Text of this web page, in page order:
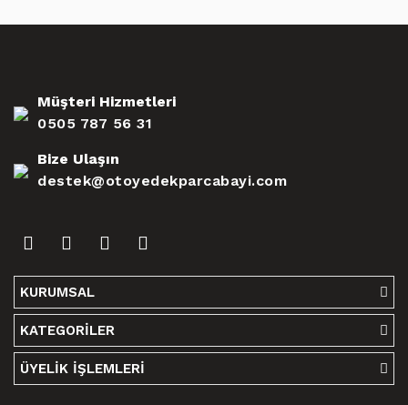
Müşteri Hizmetleri
0505 787 56 31
Bize Ulaşın
destek@otoyedekparcabayi.com
KURUMSAL
KATEGORİLER
ÜYELİK İŞLEMLERİ